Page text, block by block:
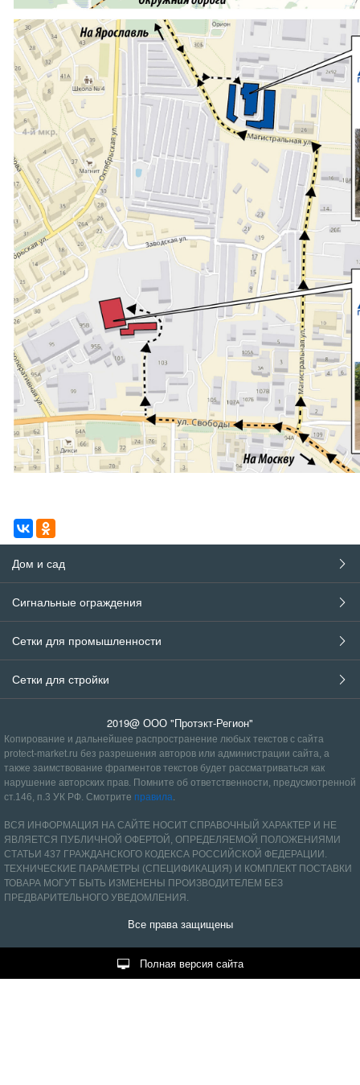
Дом и сад
Сигнальные ограждения
Сетки для промышленности
Сетки для стройки
2019@ ООО "Протэкт-Регион"
Копирование и дальнейшее распространение любых текстов с сайта
protect-market.ru без разрешения авторов или администрации сайта, а
также заимствование фрагментов текстов будет рассматриваться как
нарушение авторских прав. Помните об ответственности, предусмотренной
ст.146, п.3 УК РФ. Смотрите правила.
ВСЯ ИНФОРМАЦИЯ НА САЙТЕ НОСИТ СПРАВОЧНЫЙ ХАРАКТЕР И НЕ
ЯВЛЯЕТСЯ ПУБЛИЧНОЙ ОФЕРТОЙ, ОПРЕДЕЛЯЕМОЙ ПОЛОЖЕНИЯМИ
СТАТЬИ 437 ГРАЖДАНСКОГО КОДЕКСА РОССИЙСКОЙ ФЕДЕРАЦИИ.
ТЕХНИЧЕСКИЕ ПАРАМЕТРЫ (СПЕЦИФИКАЦИЯ) И КОМПЛЕКТ ПОСТАВКИ
ТОВАРА МОГУТ БЫТЬ ИЗМЕНЕНЫ ПРОИЗВОДИТЕЛЕМ БЕЗ
ПРЕДВАРИТЕЛЬНОГО УВЕДОМЛЕНИЯ.
Все права защищены
Полная версия сайта